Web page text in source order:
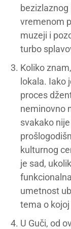
bezizlaznog
vremenom
muzeji i
turbo
Koliko
lokala. Iako
proces
neminovno
svakako
kulturnog
je sad,
umetnost
tema o
U Guči, od